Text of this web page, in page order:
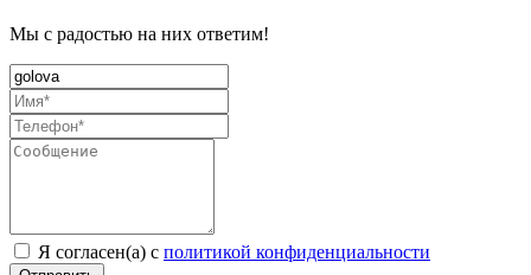
Мы с радостью на них ответим!
Я согласен(а) с политикой конфиденциальности